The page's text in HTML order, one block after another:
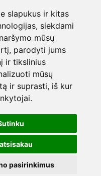
slapukus ir kitas
siekdami
mūsų
parodyti jums
ir tikslinius
mūsų
ir suprasti, iš kur
pasirinkimus
•Privatumo politika
gydytojams,
veterinarams,